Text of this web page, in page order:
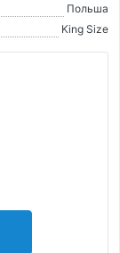
Польша
King Size